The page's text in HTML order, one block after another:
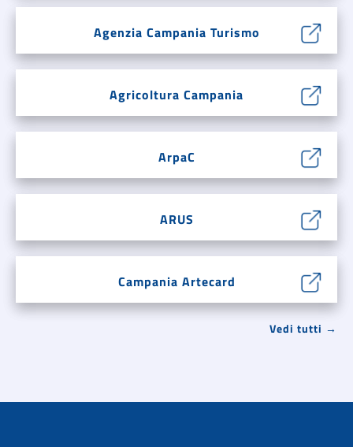
Agenzia Campania Turismo
Agricoltura Campania
ArpaC
ARUS
Campania Artecard
Vedi tutti →